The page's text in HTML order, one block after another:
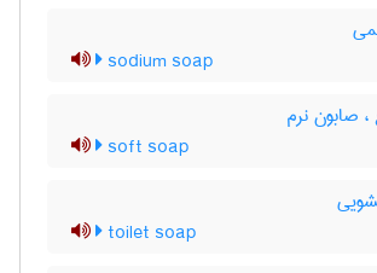
sodium soap
صابون نرم
soft soap
toilet soap